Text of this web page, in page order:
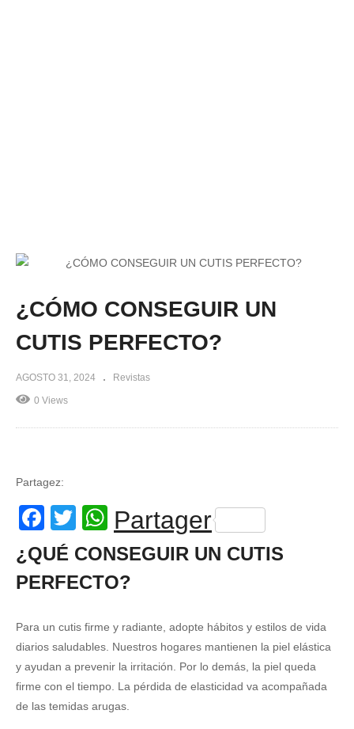
¿CÓMO CONSEGUIR UN
CUTIS PERFECTO?
AGOSTO 31, 2024 Revistas
0 Views
Partagez:
Facebook
Twitter
WhatsApp
Partager
¿QUÉ CONSEGUIR UN CUTIS
PERFECTO?
Para un cutis firme y radiante, adopte hábitos y estilos de vida
diarios saludables. Nuestros hogares mantienen la piel elástica
y ayudan a prevenir la irritación. Por lo demás, la piel queda
firme con el tiempo. La pérdida de elasticidad va acompañada
de las temidas arugas.